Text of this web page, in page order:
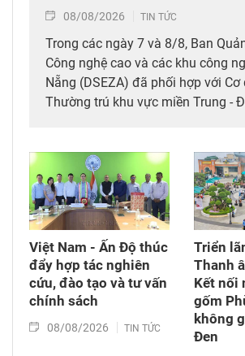
08/08/2026 TIN TỨC
Trong các ngày 7 và 8/8, Ban
Công nghệ cao và các khu công
Nẵng (DSEZA) đã phối hợp với Cơ
Thường trú khu vực miền Trung -
cho đồng bào nghèo tại xã biên
(thành phố Đà Nẵng).
Việt Nam - Ấn Độ thúc
đẩy hợp tác nghiên
cứu, đào tạo và tư vấn
chính sách
08/08/2026 TIN TỨC
Triển
Thanh
Kết nối
gốm
không
Đen